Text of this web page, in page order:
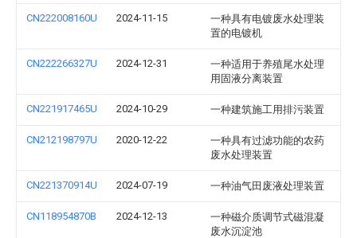
CN222008160U 2024-11-15
一种具有电镀废水处理装
置的电镀机
CN222266327U 2024-12-31
一种适用于养殖尾水处理
用固液分离装置
CN221917465U 2024-10-29 一种建筑施工用排污装置
CN212198797U 2020-12-22
一种具有过滤功能的农药
废水处理装置
CN221370914U 2024-07-19 一种油气田废液处理装置
CN118954870B 2024-12-13
一种磁介质调节式磁混凝
废水沉淀池